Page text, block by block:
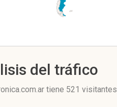
del tráfico
tiene 521 visitantes